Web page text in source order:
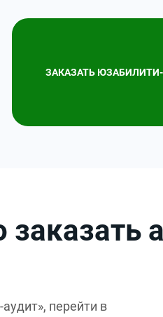
ЗАКАЗАТЬ
перейти в